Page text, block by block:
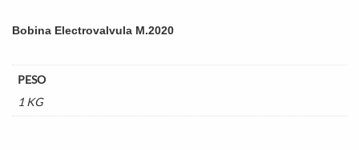
Bobina Electrovalvula M.2020
PESO
1 KG